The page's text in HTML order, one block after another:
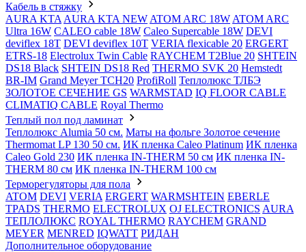
Кабель в стяжку
AURA KTA AURA KTA NEW ATOM ARC 18W ATOM ARC
Ultra 16W CALEO cable 18W Caleo Supercable 18W DEVI
deviflex 18T DEVI deviflex 10T VERIA flexicable 20 ERGERT
ETRS-18 Electrolux Twin Cable RAYCHEM T2Blue 20 SHTEIN
DS18 Black SHTEIN DS18 Red THERMO SVK 20 Hemstedt
BR-IM Grand Meyer TCH20 ProfiRoll Теплолюкс ТЛБЭ
ЗОЛОТОЕ СЕЧЕНИЕ GS WARMSTAD IQ FLOOR CABLE
CLIMATIQ CABLE Royal Thermo
Теплый пол под ламинат
Теплолюкс Alumia 50 см. Маты на фольге Золотое сечение
Thermomat LP 130 50 cм. ИК пленка Caleo Platinum ИК пленка
Caleo Gold 230 ИК пленка IN-THERM 50 см ИК пленка IN-
THERM 80 см ИК пленка IN-THERM 100 см
Терморегуляторы для пола
ATOM DEVI VERIA ERGERT WARMSHTEIN EBERLE
TPADS THERMO ELECTROLUX OJ ELECTRONICS AURA
ТЕПЛОЛЮКС ROYAL THERMO RAYCHEM GRAND
MEYER MENRED IQWATT РИДАН
Дополнительное оборудование